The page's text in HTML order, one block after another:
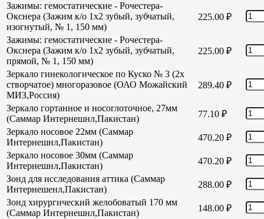
Зажимы: гемостатические - Рочестера-
Окснера (Зажим к/о 1х2 зубый, зубчатый,
изогнутый, № 1, 150 мм)
225.00 ₽
Зажимы: гемостатические - Рочестера-
Окснера (Зажим к/о 1х2 зубый, зубчатый,
прямой, № 1, 150 мм)
225.00 ₽
Зеркало гинекологическое по Куско № 3 (2х
створчатое) многоразовое (ОАО Можайский
МИЗ,Россия)
289.40 ₽
Зеркало гортанное и носоглоточное, 27мм
(Саммар Интернешнл,Пакистан)
77.10 ₽
Зеркало носовое 22мм (Саммар
Интернешнл,Пакистан)
470.20 ₽
Зеркало носовое 30мм (Саммар
Интернешнл,Пакистан)
470.20 ₽
Зонд для исследования аттика (Саммар
Интернешенл,Пакистан)
288.00 ₽
Зонд хирургический желобоватый 170 мм
(Саммар Интернешнл,Пакистан)
148.00 ₽